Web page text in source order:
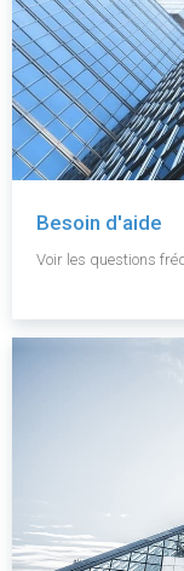
Besoin d'aide
Voir les questions